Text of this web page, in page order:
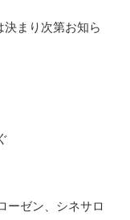
まり次第お知ら
ーゼン、シネサロ